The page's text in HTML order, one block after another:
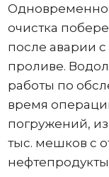
Одновременно
очистка
после аварии
проливе.
работы по
время
погружений,
тыс. мешков с